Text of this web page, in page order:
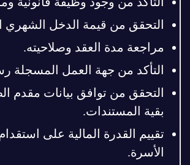
التحقق من قيمة الدخل الشهري
مراجعة مدة العقد وصلاحيته.
التأكد من جهة العمل المسجلة
التحقق من توافق بيانات مقدم
بقية المستندات.
تقييم القدرة المالية على
الأسرة.